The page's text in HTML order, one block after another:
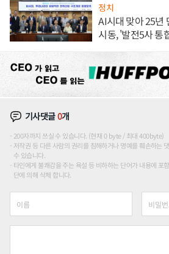
정치
AI시대 맞아 25년
시동, '발전5사 통
기사댓글0개
200자까지 쓰실 수 있습니다. (현재 0 byte / 최대 400byte)
저작권 등 다른 사람의 권리를 침해하거나 명예를 훼손하는
수 있습니다.
타인에게 불쾌감을 주는 욕설 등 비하하는 단어가 내용에 포
단에 의해 삭제 합니다.